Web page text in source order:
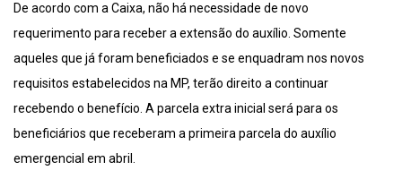
De acordo com a Caixa, não há necessidade de novo
requerimento para receber a extensão do auxílio. Somente
aqueles que já foram beneficiados e se enquadram nos novos
requisitos estabelecidos na MP, terão direito a continuar
recebendo o benefício. A parcela extra inicial será para os
beneficiários que receberam a primeira parcela do auxílio
emergencial em abril.